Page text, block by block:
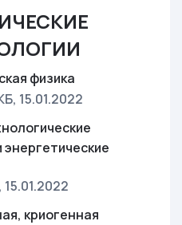
физика
, 15.01.2022
, 15.01.2022
криогенная